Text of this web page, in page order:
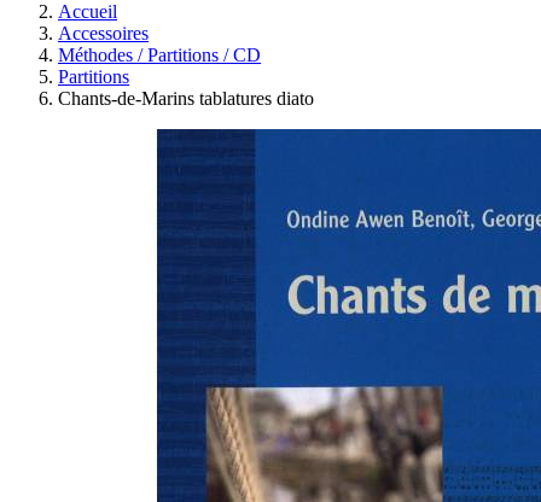
Accueil
Accessoires
Méthodes / Partitions / CD
Partitions
Chants-de-Marins tablatures diato